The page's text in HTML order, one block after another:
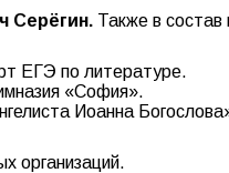
Серёгин. Также в состав
ЕГЭ по литературе.
«София».
Иоанна
организаций.